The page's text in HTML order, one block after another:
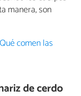
manera, son
comen las
de cerdo